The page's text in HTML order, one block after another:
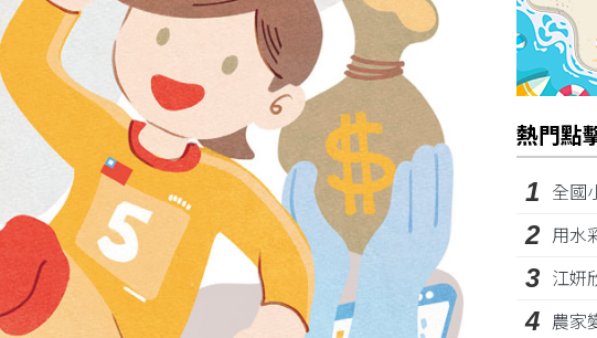
熱門點
1 全國
2 用水
3 江姸
4 農家